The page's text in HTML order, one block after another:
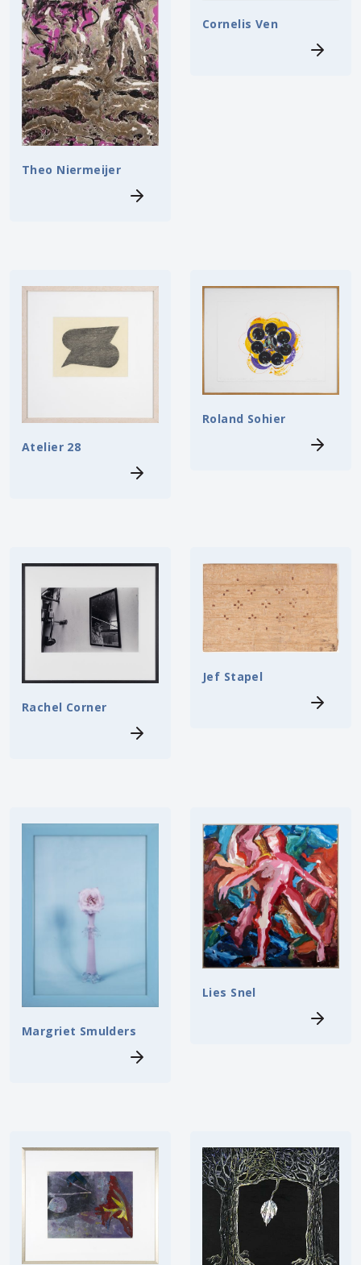
Theo Niermeijer
Cornelis Ven
Atelier 28
Roland Sohier
Rachel Corner
Jef Stapel
Margriet Smulders
Lies Snel